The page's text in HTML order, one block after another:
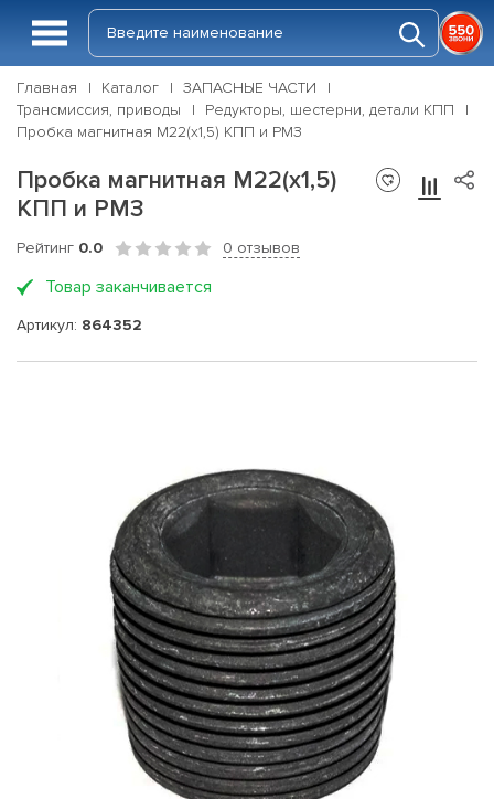
Главная Каталог
ЗАПАСНЫЕ ЧАСТИ
Трансмиссия, приводы
Редукторы, шестерни, детали КПП
Пробка магнитная М22(х1,5) КПП и РМЗ
Пробка магнитная М22(х1,5)
КПП и РМЗ
Рейтинг 0.0 0 отзывов
Товар заканчивается
Артикул: 864352